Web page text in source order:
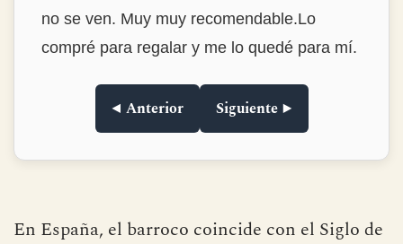
no se ven. Muy muy recomendable.Lo
compré para regalar y me lo quedé para mí.
◀ Anterior Siguiente ▶
En España, el barroco coincide con el Siglo de